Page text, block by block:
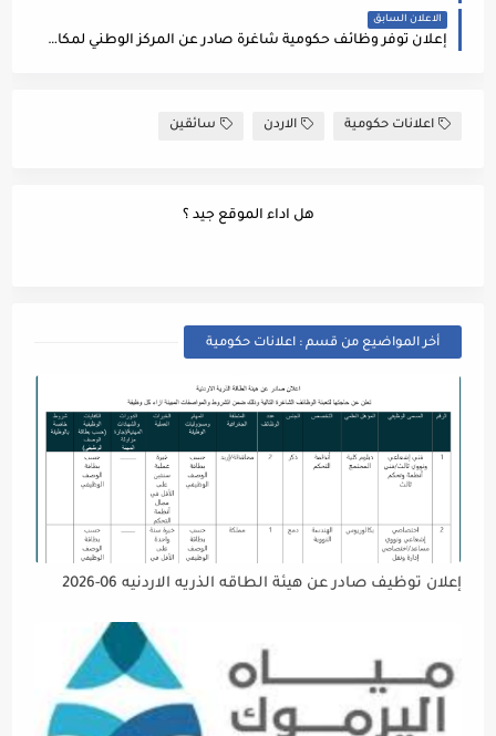
الاعلان السابق
إعلان توفر وظائف حكومية شاغرة صادر عن المركز الوطني لمكافحة الأوبئة والأمراض السارية
اعلانات حكومية الاردن سائقين
هل اداء الموقع جيد ؟
أخر المواضيع من قسم : اعلانات حكومية
إعلان توظيف صادر عن هيئة الطاقه الذريه الاردنيه 06-2026